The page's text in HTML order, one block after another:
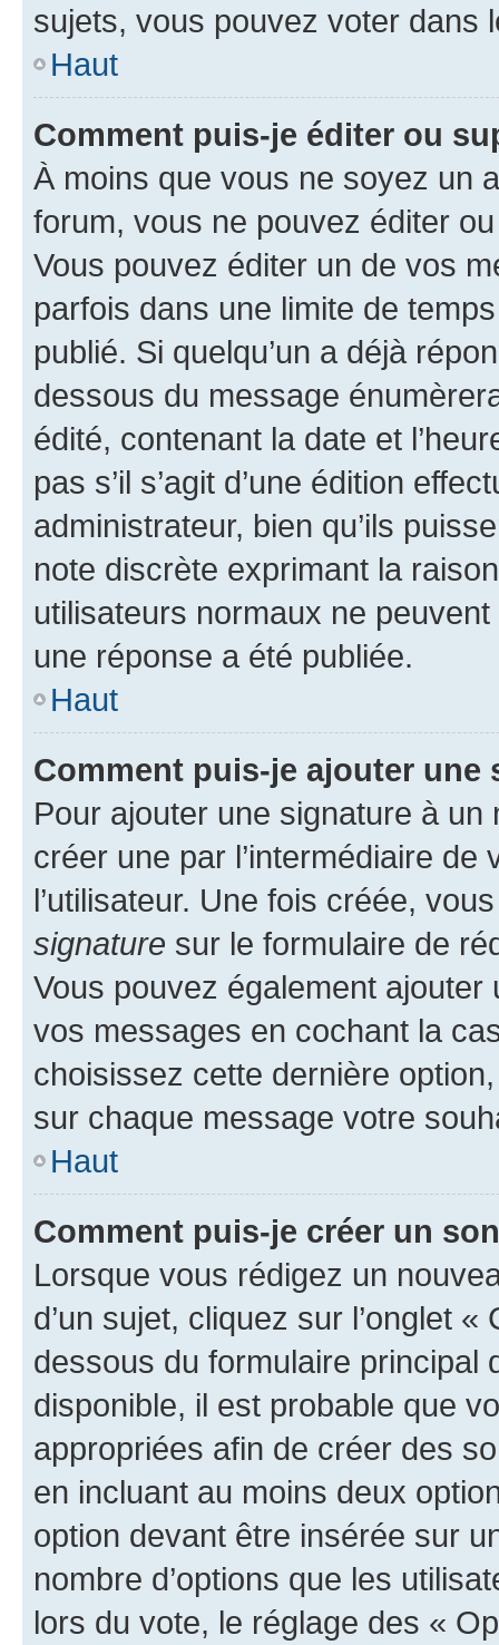
sujets, vous pouvez voter dans
Haut
Comment puis-je éditer ou
À moins que vous ne soyez un
forum, vous ne pouvez éditer
Vous pouvez éditer un de vos
parfois dans une limite de
publié. Si quelqu’un a déjà
dessous du message
édité, contenant la date et
pas s’il s’agit d’une édition
administrateur, bien qu’ils
note discrète exprimant la
utilisateurs normaux ne
une réponse a été publiée.
Haut
Comment puis-je ajouter une
Pour ajouter une signature à un
créer une par l’intermédiaire
l’utilisateur. Une fois créée,
signature sur le formulaire de
Vous pouvez également
vos messages en cochant la
choisissez cette dernière
sur chaque message votre
Haut
Comment puis-je créer un
Lorsque vous rédigez un
d’un sujet, cliquez sur l’onglet
dessous du formulaire principal
disponible, il est probable que
appropriées afin de créer des
en incluant au moins deux
option devant être insérée sur
nombre d’options que les
lors du vote, le réglage des «